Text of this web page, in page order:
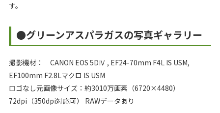
す。
●グリーンアスパラガスの写真ギャラリー
撮影機材： CANON EOS 5DⅣ , EF24-70mm F4L IS USM,
EF100mm F2.8Lマクロ IS USM
ロゴなし元画像サイズ：約3010万画素（6720×4480）
72dpi（350dpi対応可） RAWデータあり